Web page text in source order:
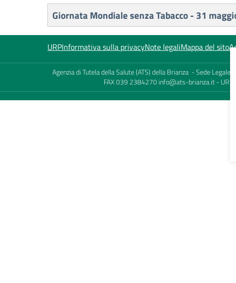
Titolo
Giornata Mondiale senza Tabacco - 31
URPInformativa sulla privacyNote legaliMappa del sito
Agenzia di Tutela della Salute (ATS) della Brianza - Sede
FAX 039 2384270info@ats-brianza.it- URP: